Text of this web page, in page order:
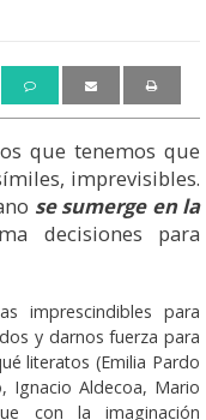
que tenemos que
imprevisibles.
se sumerge en la
decisiones para
imprescindibles para
y darnos fuerza para
literatos (Emilia Pardo
Ignacio Aldecoa, Mario
con la imaginación